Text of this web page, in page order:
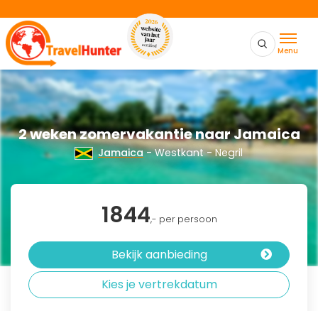
Menu
2 weken zomervakantie naar Jamaica
Jamaica- Westkant - Negril
1844,- per persoon
Bekijk aanbieding
Kies je vertrekdatum